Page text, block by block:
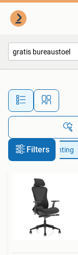
Filters
Huis en Inrichting